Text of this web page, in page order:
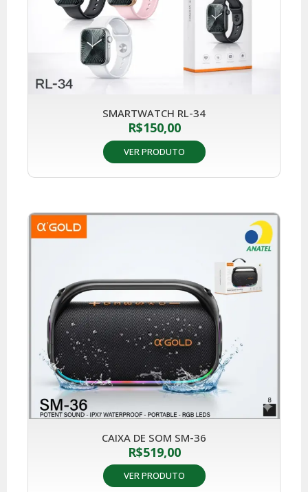
SMARTWATCH RL-34
R$150,00
VER PRODUTO
CAIXA DE SOM SM-36
R$519,00
VER PRODUTO